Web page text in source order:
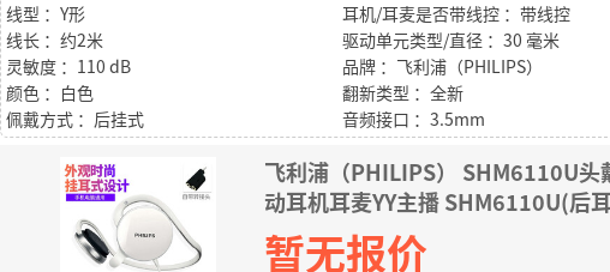
线型 ：Y形
耳机/耳麦是否带线控 ：带线控
线长 ：约2米
驱动单元类型/直径 ：30 毫米
灵敏度 ：110 dB
品牌 ：飞利浦（PHILIPS）
颜色 ：白色
翻新类型 ：全新
佩戴方式 ：后挂式
音频接口 ：3.5mm
飞利浦（PHILIPS） SHM6110U
动耳机耳麦YY主播 SHM6110U(后耳
暂无报价